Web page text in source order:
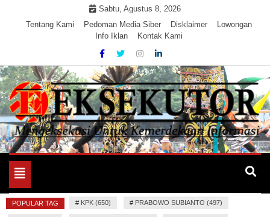
Sabtu, Agustus 8, 2026
Tentang Kami
Pedoman Media Siber Disklaimer
Lowongan
Info Iklan
Kontak Kami
EKSEKUTOR
Mengeksekusi Berita Untuk Kemerdekaan dan Keadilan
Toggle
navigation
POPULAR TAG # KPK (650) # PRABOWO SUBIANTO (497)